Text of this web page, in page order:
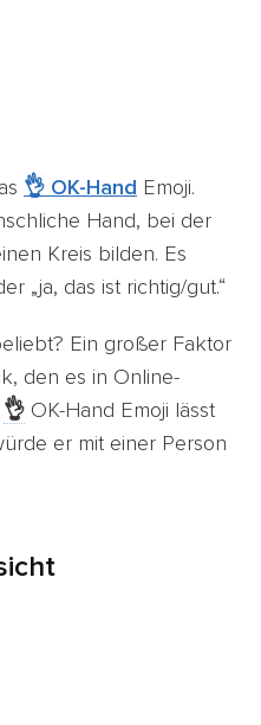
👌 OK-Hand Emoji.
Hand, bei der
Kreis bilden. Es
„ja, das ist richtig/gut.“
Ein großer Faktor
den es in Online-
👌 OK-Hand Emoji lässt
er mit einer Person